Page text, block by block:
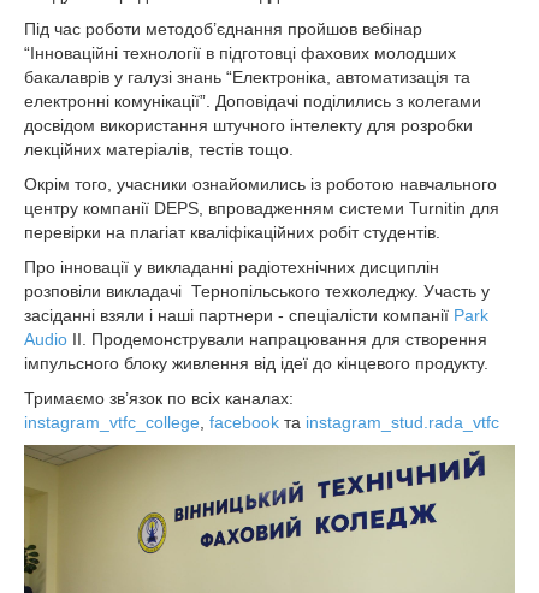
Під час роботи методоб’єднання пройшов вебінар
“Інноваційні технології в підготовці фахових молодших
бакалаврів у галузі знань “Електроніка, автоматизація та
електронні комунікації”. Доповідачі поділились з колегами
досвідом використання штучного інтелекту для розробки
лекційних матеріалів, тестів тощо.
Окрім того, учасники ознайомились із роботою навчального
центру компанії DEPS, впровадженням системи Turnitin для
перевірки на плагіат кваліфікаційних робіт студентів.
Про інновації у викладанні радіотехнічних дисциплін
розповіли викладачі Тернопільського техколеджу. Участь у
засіданні взяли і наші партнери - спеціалісти компанії Park
Audio ІІ. Продемонстрували напрацювання для створення
імпульсного блоку живлення від ідеї до кінцевого продукту.
Тримаємо зв’язок по всіх каналах:
instagram_vtfc_college facebook та instagram_stud.rada_vtfc